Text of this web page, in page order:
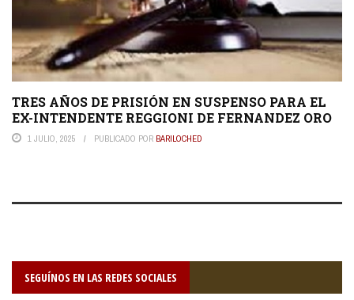
TRES AÑOS DE PRISIÓN EN SUSPENSO PARA EL
EX-INTENDENTE REGGIONI DE FERNANDEZ ORO
1 JULIO, 2025 PUBLICADO POR BARILOCHED
SEGUÍNOS EN LAS REDES SOCIALES